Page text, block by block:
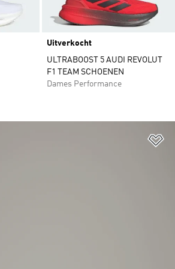
Uitverkocht
ULTRABOOST 5 AUDI REVOLUT
F1 TEAM SCHOENEN
Dames Performance